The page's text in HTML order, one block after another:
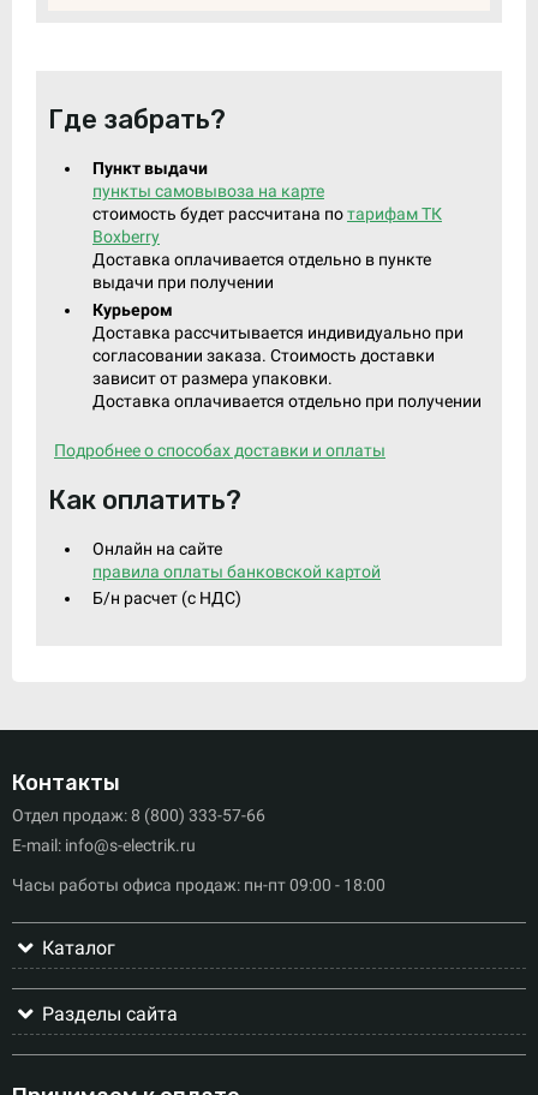
Где забрать?
Пункт выдачи
пункты самовывоза на карте
стоимость будет рассчитана потарифам ТК
Boxberry
Доставка оплачивается отдельно в пункте
выдачи при получении
Курьером
Доставка рассчитывается индивидуально при
согласовании заказа. Стоимость доставки
зависит от размера упаковки.
Доставка оплачивается отдельно при получении
Подробнее о способах доставки и оплаты
Как оплатить?
Онлайн на сайте
правила оплаты банковской картой
Б/н расчет (c НДС)
Контакты
Отдел продаж: 8 (800) 333-57-66
E-mail: info@s-electrik.ru
Часы работы офиса продаж: пн-пт 09:00 - 18:00
Каталог
Разделы сайта